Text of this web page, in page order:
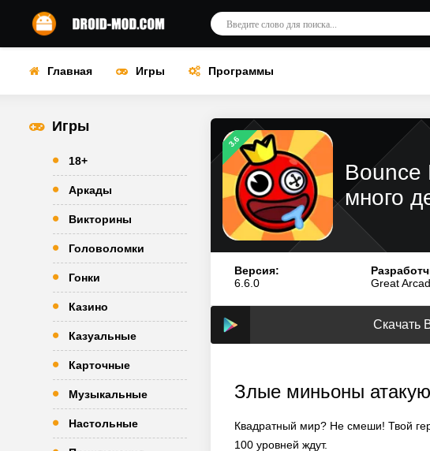
Главная Игры Программы
Игры
18+
Аркады
Викторины
Головоломки
Гонки
Казино
Казуальные
Карточные
Музыкальные
Настольные
3.6
Bounce
много
Версия:
6.6.0
Great
Скачать
Злые миньоны
Квадратный мир? Не смеши! Твой
100 уровней ждут.